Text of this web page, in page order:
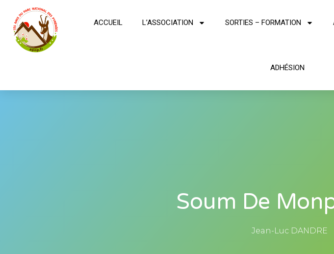
ACCUEIL L’ASSOCIATION SORTIES – FORMATION
ADHÉSION
Soum De
Jean-Luc DANDRE